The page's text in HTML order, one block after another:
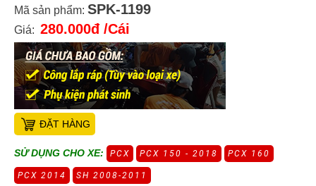
Mã sản phẩm: SPK-1199
Giá: 280.000đ /Cái
ĐẶT HÀNG
SỬ DỤNG CHO XE: PCX PCX 150 - 2018 PCX 160
PCX 2014 SH 2008-2011